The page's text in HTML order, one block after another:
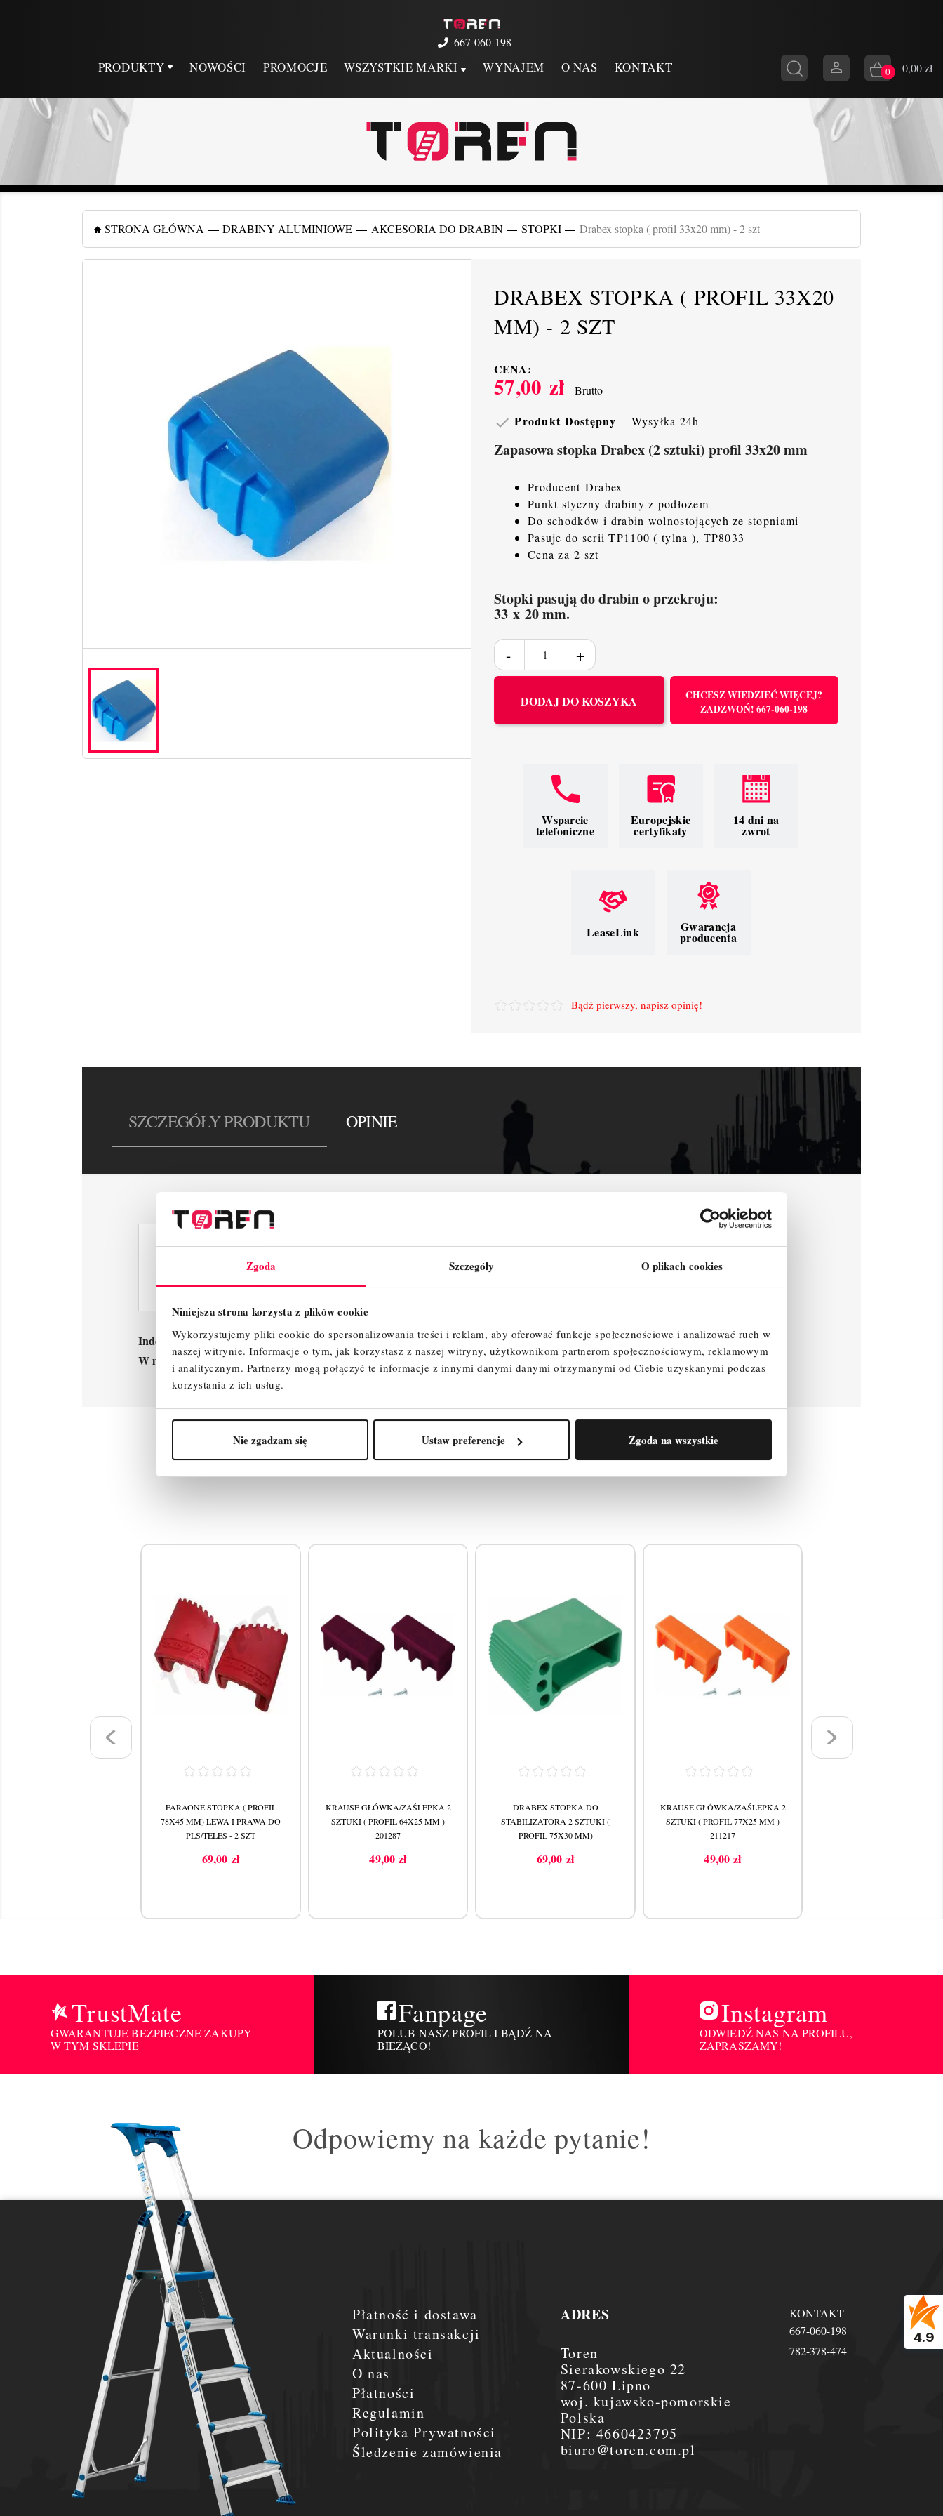
Zgoda Szczegóły O plikach cookies
Niniejsza strona korzysta z plików cookie
Wykorzystujemy pliki cookie do spersonalizowania treści i reklam, aby oferować funkcje społecznościowe i analizować ruch w
naszej witrynie. Informacje o tym, jak korzystasz z naszej witryny, użytkownikom partnerom społecznościowym, reklamowym
i analitycznym. Partnerzy mogą połączyć te informacje z innymi danymi danymi otrzymanymi od Ciebie uzyskanymi podczas
korzystania z ich usług.
Nie zgadzam się Ustaw preferencje Zgoda na wszystkie
667-060-198
PRODUKTY NOWOŚCI PROMOCJE WSZYSTKIE MARKI WYNAJEM O NAS KONTAKT  0 0,00 zł
STRONA GŁÓWNA DRABINY ALUMINIOWE AKCESORIA DO DRABIN STOPKI Drabex stopka ( profil 33x20 mm) - 2 szt
DRABEX STOPKA ( PROFIL 33X20
MM) - 2 SZT
CENA:
57,00 zł Brutto
 Produkt Dostępny Wysyłka 24h
Zapasowa stopka Drabex (2 sztuki) profil 33x20 mm
Producent Drabex
Punkt styczny drabiny z podłożem
Do schodków i drabin wolnostojących ze stopniami
Pasuje do serii TP1100 ( tylna ), TP8033
Cena za 2 szt
Stopki pasują do drabin o przekroju:
33 x 20 mm.
DODAJ DO KOSZYKA
CHCESZ WIEDZIEĆ WIĘCEJ?
ZADZWOŃ! 667-060-198
Wsparcie
telefoniczne
Europejskie
certyfikaty
14 dni na
zwrot
LeaseLink Gwarancja
producenta
Bądź pierwszy, napisz opinię!
SZCZEGÓŁY PRODUKTU OPINIE
Indeks Stopka1
W magazynie 999 Przedmioty
Produkty, które mogą Cię zainteresować
FARAONE STOPKA ( PROFIL
78X45 MM) LEWA I PRAWA DO
PLS/TELES - 2 SZT
Cena
69,00 zł
KRAUSE GŁÓWKA/ZAŚLEPKA 2
SZTUKI ( PROFIL 64X25 MM )
201287
Cena
49,00 zł
DRABEX STOPKA DO
STABILIZATORA 2 SZTUKI (
PROFIL 75X30 MM)
Cena
69,00 zł
KRAUSE GŁÓWKA/ZAŚLEPKA 2
SZTUKI ( PROFIL 77X25 MM )
211217
Cena
49,00 zł
4.9
TrustMate
GWARANTUJE BEZPIECZNE ZAKUPY
W TYM SKLEPIE
Fanpage
POLUB NASZ PROFIL I BĄDŹ NA
BIEŻĄCO!
Instagram
ODWIEDŹ NAS NA PROFILU,
ZAPRASZAMY!
Odpowiemy na każde pytanie!
Płatność i dostawa
Warunki transakcji
Aktualności
O nas
Płatności
Regulamin
Polityka Prywatności
Śledzenie zamówienia
ADRES
Toren
Sierakowskiego 22
87-600 Lipno
woj. kujawsko-pomorskie
Polska
NIP: 4660423795
biuro@toren.com.pl
KONTAKT
667-060-198
782-378-474